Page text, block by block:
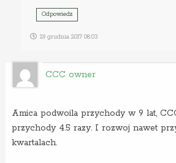
Odpowiedz
29 grudnia 2017 08:03
CCC owner
Amica podwoila przychody w 9 lat,
przychody 4.5 razy. I rozwoj nawet
kwartalach.